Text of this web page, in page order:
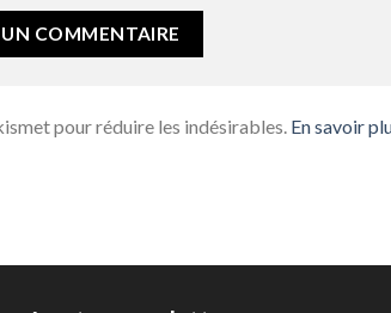
pour réduire les indésirables. En savoir